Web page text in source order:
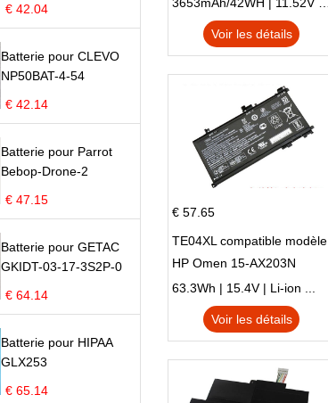
€ 42.04
Batterie pour CLEVO
NP50BAT-4-54
€ 42.14
Batterie pour Parrot
Bebop-Drone-2
€ 47.15
Batterie pour GETAC
GKIDT-03-17-3S2P-0
€ 64.14
Batterie pour HIPAA
GLX253
€ 65.14
X705UN X705UD
Voir les détails
€ 57.65
TE04XL compatible modèle
HP Omen 15-AX203N
Omen 15 Series Pavilion 15
Series
63.3Wh | 15.4V | Li-ion ...
Voir les détails